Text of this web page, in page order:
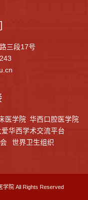
三段17号
医学院 华西口腔医学院
爱华西学术交流平台
世界卫生组织
学院 All Rights Reserved